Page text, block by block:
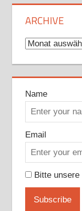
ARCHIVE
Archive
Name
Email
Bitte unsere